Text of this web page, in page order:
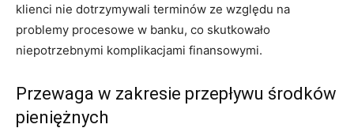
klienci nie dotrzymywali terminów ze względu na
problemy procesowe w banku, co skutkowało
niepotrzebnymi komplikacjami finansowymi.
Przewaga w zakresie przepływu środków
pieniężnych